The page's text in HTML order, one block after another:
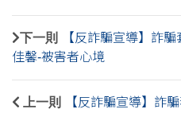
下一則
【反詐騙宣導】詐
佳馨-被害者心境
上一則
【反詐騙宣導】詐